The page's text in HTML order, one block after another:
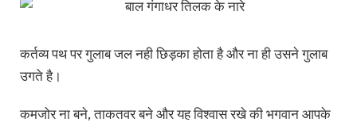
कर्तव्य पथ पर गुलाब जल नही छिड़का होता है और ना ही उसने गुलाब
उगते है।
कमजोर ना बने, ताकतवर बने और यह विश्वास रखे की भगवान आपके